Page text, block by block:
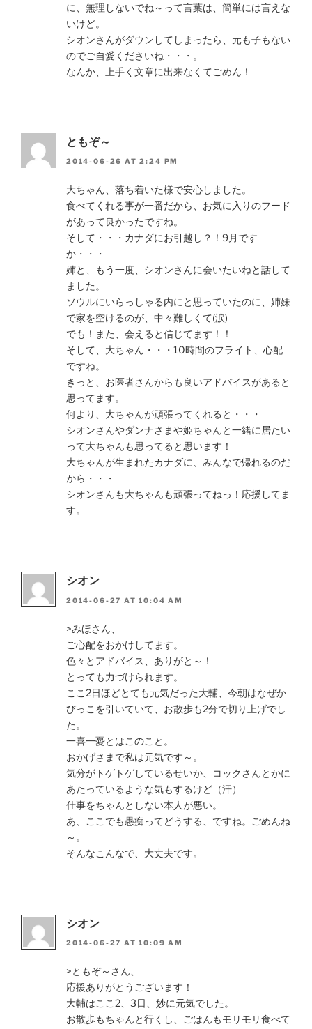
に、無理しないでね～って言葉は、簡単には言えな
いけど。
シオンさんがダウンしてしまったら、元も子もない
のでご自愛くださいね・・・。
なんか、上手く文章に出来なくてごめん！
ともぞ～
2014-06-26 AT 2:24 PM
大ちゃん、落ち着いた様で安心しました。
食べてくれる事が一番だから、お気に入りのフード
があって良かったですね。
そして・・・カナダにお引越し？！9月です
か・・・
姉と、もう一度、シオンさんに会いたいねと話して
ました。
ソウルにいらっしゃる内にと思っていたのに、姉妹
で家を空けるのが、中々難しくて(涙)
でも！また、会えると信じてます！！
そして、大ちゃん・・・10時間のフライト、心配
ですね。
きっと、お医者さんからも良いアドバイスがあると
思ってます。
何より、大ちゃんが頑張ってくれると・・・
シオンさんやダンナさまや姫ちゃんと一緒に居たい
って大ちゃんも思ってると思います！
大ちゃんが生まれたカナダに、みんなで帰れるのだ
から・・・
シオンさんも大ちゃんも頑張ってねっ！応援してま
す。
シオン
2014-06-27 AT 10:04 AM
>みほさん、
ご心配をおかけしてます。
色々とアドバイス、ありがと～！
とっても力づけられます。
ここ2日ほどとても元気だった大輔、今朝はなぜか
びっこを引いていて、お散歩も2分で切り上げでし
た。
一喜一憂とはこのこと。
おかげさまで私は元気です～。
気分がトゲトゲしているせいか、コックさんとかに
あたっているような気もするけど（汗）
仕事をちゃんとしない本人が悪い。
あ、ここでも愚痴ってどうする、ですね。ごめんね
～。
そんなこんなで、大丈夫です。
シオン
2014-06-27 AT 10:09 AM
>ともぞ～さん、
応援ありがとうございます！
大輔はここ2、3日、妙に元気でした。
お散歩もちゃんと行くし、ごはんもモリモリ食べて